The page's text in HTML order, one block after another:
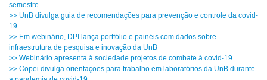
semestre
>> UnB divulga guia de recomendações para prevenção e controle da covid-
19
>> Em webinário, DPI lança portfólio e painéis com dados sobre
infraestrutura de pesquisa e inovação da UnB
>> Webinário apresenta à sociedade projetos de combate à covid-19
>> Copei divulga orientações para trabalho em laboratórios da UnB durante